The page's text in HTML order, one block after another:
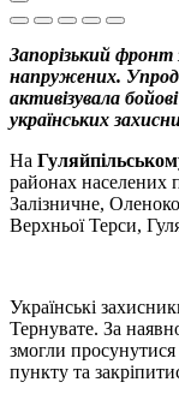
Запорізький фронт
напружених.
активізувала
українських
На
районах населених
Залізничне,
Верхньої Терси,
Українські
Тернувате. За
змогли просунутися
пункту та